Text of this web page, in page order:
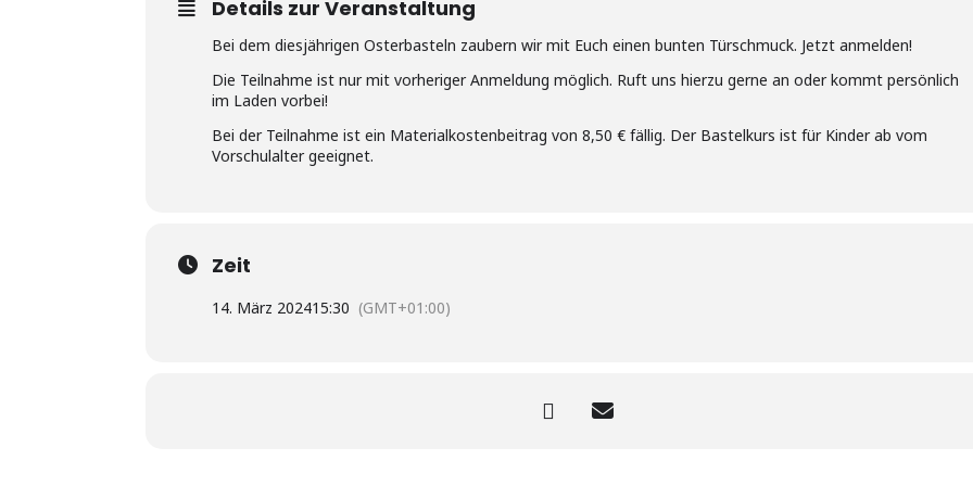
Details zur Veranstaltung
Bei dem diesjährigen Osterbasteln zaubern wir mit Euch einen bunten Türschmuck. Jetzt anmelden!
Die Teilnahme ist nur mit vorheriger Anmeldung möglich. Ruft uns hierzu gerne an oder kommt persönlich
im Laden vorbei!
Bei der Teilnahme ist ein Materialkostenbeitrag von 8,50 € fällig. Der Bastelkurs ist für Kinder ab vom
Vorschulalter geeignet.
Zeit
14. März 202415:30 (GMT+01:00)